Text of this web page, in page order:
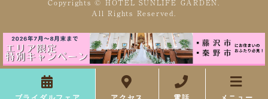
All Rights Reserved.